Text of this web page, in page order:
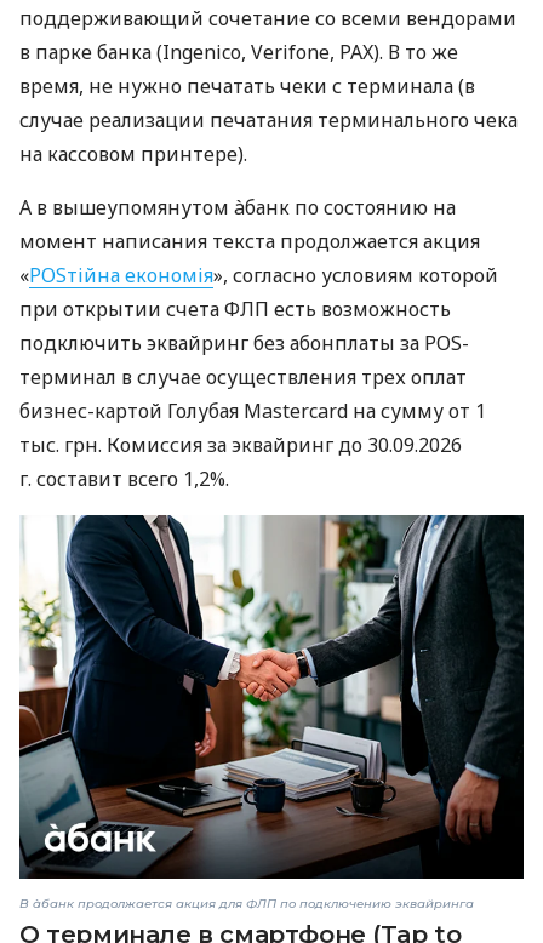
поддерживающий сочетание со всеми вендорами
в парке банка (Ingenico, Verifone, PAX). В то же
время, не нужно печатать чеки с терминала (в
случае реализации печатания терминального чека
на кассовом принтере).
А в вышеупомянутом àбанк по состоянию на
момент написания текста продолжается акция
«POSтійна економія», согласно условиям которой
при открытии счета ФЛП есть возможность
подключить эквайринг без абонплаты за POS-
терминал в случае осуществления трех оплат
бизнес-картой Голубая Mastercard на сумму от 1
тыс. грн. Комиссия за эквайринг до 30.09.2026
г. составит всего 1,2%.
В àбанк продолжается акция для ФЛП по подключению эквайринга
О терминале в смартфоне (Tap to